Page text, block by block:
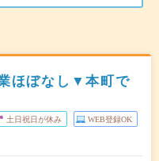
ほぼなし▼本町で
土日祝日が休み WEB登録OK